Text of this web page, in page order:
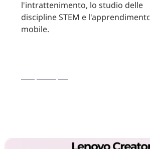
l'intrattenimento, lo studio delle
discipline STEM e l'apprendimento
mobile.